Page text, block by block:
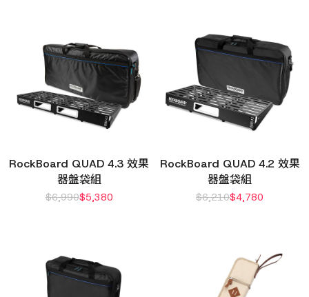
RockBoard QUAD 4.3 效果
器盤袋組
$6,990$5,380
RockBoard QUAD 4.2 效果
器盤袋組
$6,210$4,780